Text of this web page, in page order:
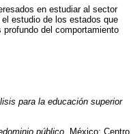
en estudiar al sector
estudio de los estados que
del comportamiento
para la educación superior
público . México: Centro